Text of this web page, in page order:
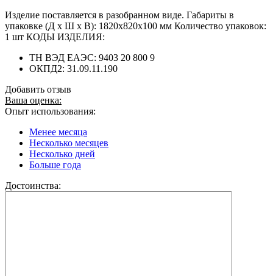
Изделие поставляется в разобранном виде. Габариты в
упаковке (Д х Ш х В): 1820х820х100 мм Количество упаковок:
1 шт КОДЫ ИЗДЕЛИЯ:
ТН ВЭД ЕАЭС: 9403 20 800 9
ОКПД2: 31.09.11.190
Добавить отзыв
Ваша оценка:
Опыт использования:
Менее месяца
Несколько месяцев
Несколько дней
Больше года
Достоинства: